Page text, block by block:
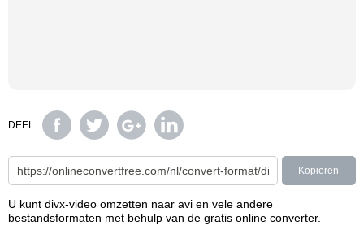
DEEL
Kopiëren
U kunt divx-video omzetten naar avi en vele andere
bestandsformaten met behulp van de gratis online converter.